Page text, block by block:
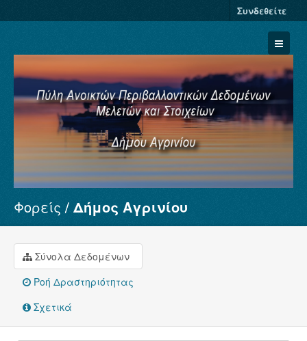
Συνδεθείτε
Σύνολα Δεδομένων
Φορείς
Ομάδες
Σχετικά
Φορείς Δήμος Αγρινίου
Σύνολα Δεδομένων
Ροή Δραστηριότητας
Σχετικά